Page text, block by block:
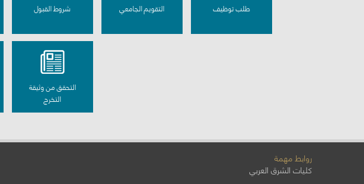
طلب توظيف التقويم الجامعي شروط القبول
التحقق من وثيقة
التخرج
روابط مهمة
كليات الشرق العربي